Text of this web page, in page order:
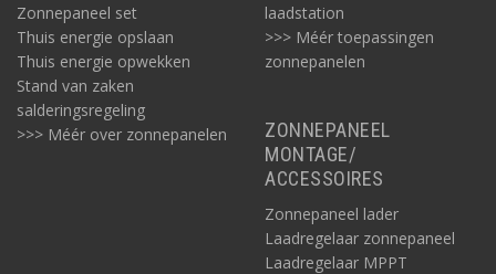
Zonnepaneel set
Thuis energie opslaan
Thuis energie opwekken
Stand van zaken
salderingsregeling
>>> Méér over zonnepanelen
laadstation
>>> Méér toepassingen
zonnepanelen
ZONNEPANEEL
MONTAGE/
ACCESSOIRES
Zonnepaneel lader
Laadregelaar zonnepaneel
Laadregelaar MPPT